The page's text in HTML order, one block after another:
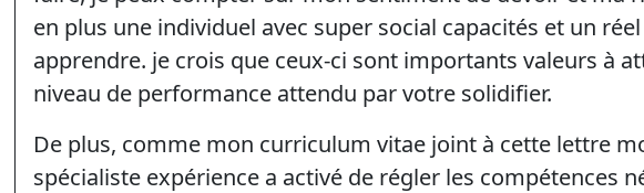
en plus une individuel avec super social capacités et un
apprendre. je crois que ceux-ci sont importants valeurs à
niveau de performance attendu par votre solidifier.
De plus, comme mon curriculum vitae joint à cette lettre
spécialiste expérience a activé de régler les compétences